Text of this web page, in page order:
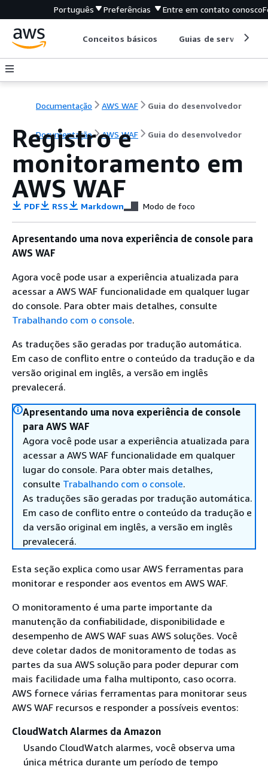
Português Preferências Entre em contato conosco
Conceitos básicos Guias de serviço
Documentação AWS WAF Guia do desenvolvedor
Documentação AWS WAF Guia do desenvolvedor
Registro e
monitoramento em
AWS WAF
PDF RSS Markdown Modo de foco
Apresentando uma nova experiência de console para
AWS WAF
Agora você pode usar a experiência atualizada para
acessar a AWS WAF funcionalidade em qualquer lugar
do console. Para obter mais detalhes, consulte
Trabalhando com o console.
As traduções são geradas por tradução automática.
Em caso de conflito entre o conteúdo da tradução e da
versão original em inglês, a versão em inglês
prevalecerá.
Apresentando uma nova experiência de console
para AWS WAF
Agora você pode usar a experiência atualizada para
acessar a AWS WAF funcionalidade em qualquer
lugar do console. Para obter mais detalhes,
consulte Trabalhando com o console.
As traduções são geradas por tradução automática.
Em caso de conflito entre o conteúdo da tradução e
da versão original em inglês, a versão em inglês
prevalecerá.
Esta seção explica como usar AWS ferramentas para
monitorar e responder aos eventos em AWS WAF.
O monitoramento é uma parte importante da
manutenção da confiabilidade, disponibilidade e
desempenho de AWS WAF suas AWS soluções. Você
deve coletar dados de monitoramento de todas as
partes da sua AWS solução para poder depurar com
mais facilidade uma falha multiponto, caso ocorra.
AWS fornece várias ferramentas para monitorar seus
AWS WAF recursos e responder a possíveis eventos:
CloudWatch Alarmes da Amazon
Usando CloudWatch alarmes, você observa uma
única métrica durante um período de tempo